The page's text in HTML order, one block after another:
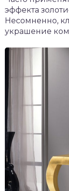
эффекта
Несомненно,
украшение